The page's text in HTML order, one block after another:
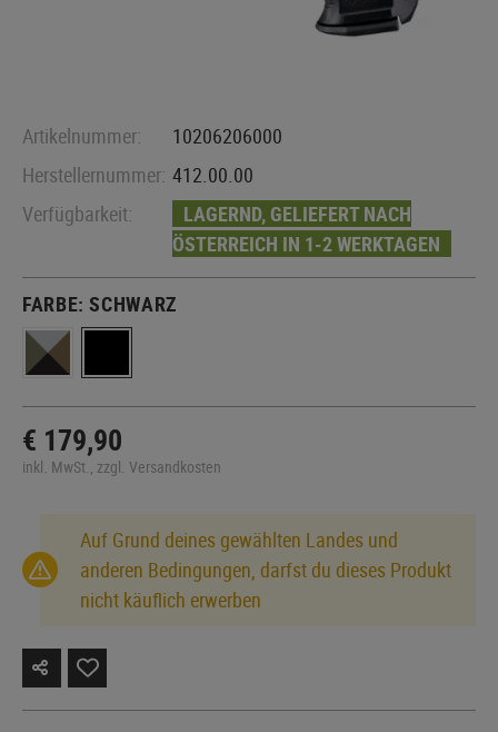
Artikelnummer:
10206206000
Herstellernummer: 412.00.00
Verfügbarkeit:
LAGERND, GELIEFERT NACH
ÖSTERREICH IN 1-2 WERKTAGEN
FARBE:SCHWARZ
€ 179,90
inkl. MwSt., zzgl. Versandkosten
Auf Grund deines gewählten Landes und
anderen Bedingungen, darfst du dieses Produkt
nicht käuflich erwerben